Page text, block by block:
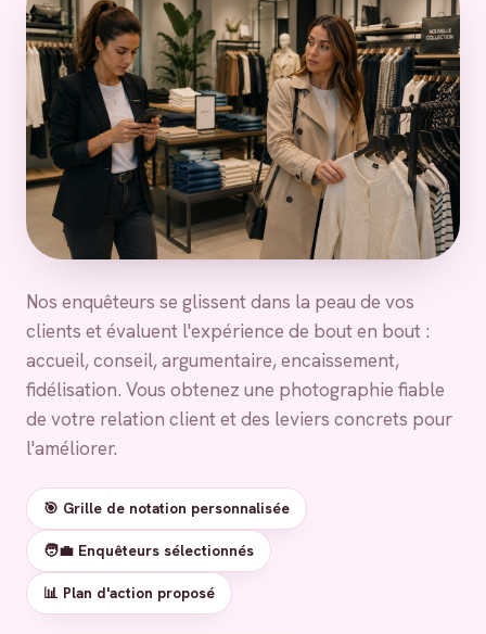
Nos enquêteurs se glissent dans la peau de vos
clients et évaluent l'expérience de bout en bout :
accueil, conseil, argumentaire, encaissement,
fidélisation. Vous obtenez une photographie fiable
de votre relation client et des leviers concrets pour
l'améliorer.
🎯 Grille de notation personnalisée
🧑‍💼 Enquêteurs sélectionnés
📊 Plan d'action proposé